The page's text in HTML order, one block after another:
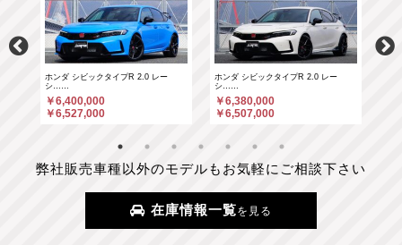
ホンダ シビックタイプR 2.0 レー
シ……
￥6,400,000
￥6,527,000
ホンダ シビックタイプR 2.0 レー
シ……
￥6,380,000
￥6,507,000
弊社販売車種以外のモデルもお気軽にご相談下さい
在庫情報一覧を見る